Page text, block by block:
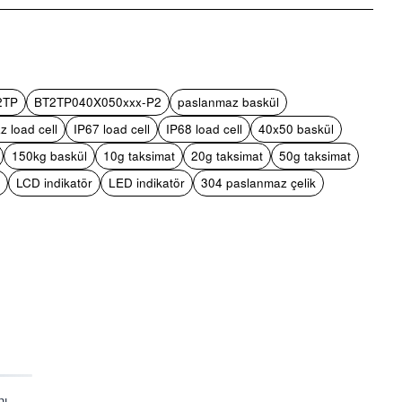
BT2TP040X050xxx-P2
paslanmaz baskül
load cell
IP67 load cell IP68 load cell
40x50 baskül
150kg baskül
10g taksimat 20g taksimat
50g taksimat
LCD indikatör
LED indikatör 304 paslanmaz çelik